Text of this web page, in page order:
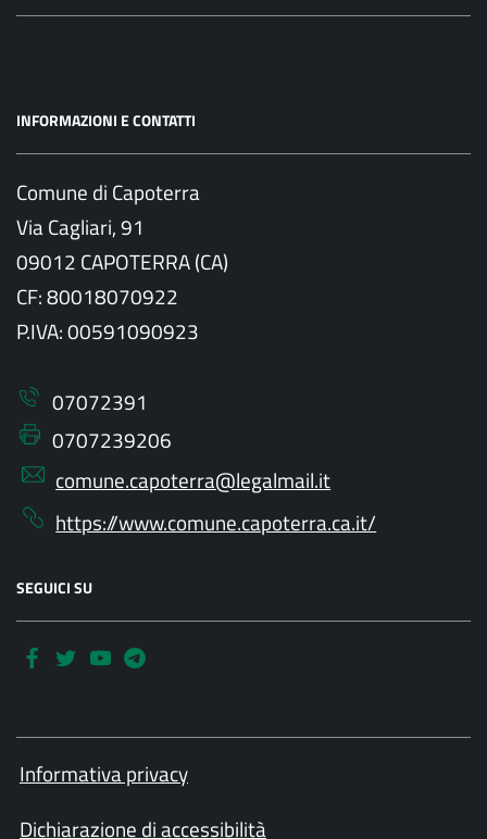
INFORMAZIONI E CONTATTI
Comune di Capoterra
Via Cagliari, 91
09012 CAPOTERRA (CA)
CF: 80018070922
P.IVA: 00591090923
07072391
0707239206
comune.capoterra@legalmail.it
https://www.comune.capoterra.ca.it/
SEGUICI SU
Informativa privacy
Dichiarazione di accessibilità